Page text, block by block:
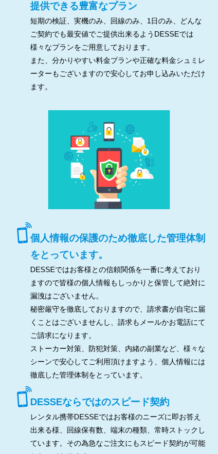
提供できる豊富なプラン
短期の検証、実機のみ、回線のみ、1日のみ、どんな
ご契約でも最安値でご提供出来るようDESSEでは
様々なプランをご用意しております。
また、分かりやすい料金プランや正確な料金シュミレ
ーターもございますので安心してお申し込みいただけ
ます。
個人情報の保護のため徹底した管理体制
をとっています。
DESSEではお客様との信頼関係を一番に考えており
ますので皆様の個人情報もしっかりと保管して絶対に
漏洩はございません。
秘密厳守を徹底しておりますので、請求書が自宅に届
くことはございませんし、請求もメールかお電話にて
ご請求になります。
ストーカー対策、防犯対策、内緒の副業など、様々な
シーンで安心してご利用頂けますよう、個人情報には
徹底した管理体制をとっています。
DESSEならではのスピード契約
レンタル携帯DESSEではお客様のニーズに即お答え
出来る様、回線保有数、端末の種類、常時ストックし
ています。その為急なご注文にもスピード契約が可能